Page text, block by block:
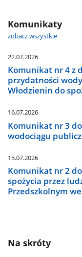
Komunikaty
zobacz wszystkie
22.07.2026
Komunikat nr 4 z
przydatności
Włodzienin do
16.07.2026
Komunikat nr 3
wodociągu
15.07.2026
Komunikat nr 2
spożycia przez
Przedszkolnym
Na skróty